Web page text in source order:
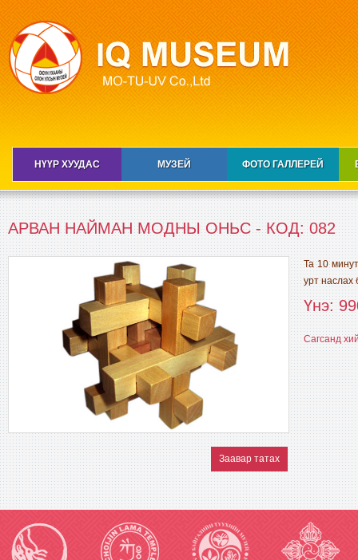
НҮҮР ХУУДАС МУЗЕЙ ФОТО ГАЛЛЕРЕЙ
АРВАН НАЙМАН МОДНЫ ОНЬС - КОД: 082
Заавар татах
Та 10
урт наслах
Үнэ:
Сагсанд